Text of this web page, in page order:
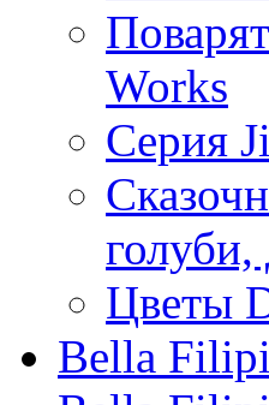
Works
Серия
Цветы
Bella